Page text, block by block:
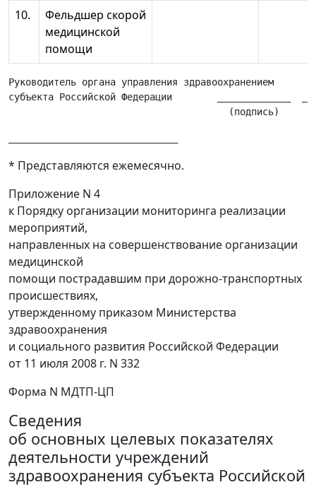
10.
Фельдшер скорой
медицинской
помощи
Руководитель органа управления здравоохранением
субъекта Российской Федерации        _____________
* Представляются ежемесячно.
Приложение N 4
к Порядку организации мониторинга реализации
мероприятий,
направленных на совершенствование организации
медицинской
помощи пострадавшим при дорожно-транспортных
происшествиях,
утвержденному приказом Министерства
здравоохранения
и социального развития Российской Федерации
от 11 июля 2008 г. N 332
Форма N МДТП-ЦП
Сведения
об основных целевых показателях
деятельности учреждений
здравоохранения субъекта Российской